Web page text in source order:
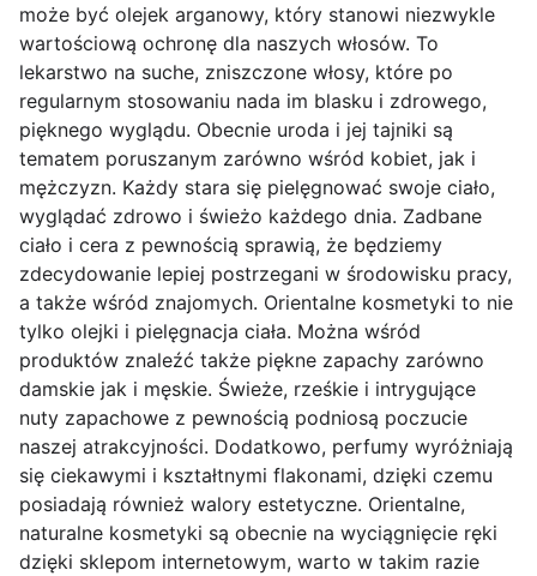
może być olejek arganowy, który stanowi niezwykle
wartościową ochronę dla naszych włosów. To
lekarstwo na suche, zniszczone włosy, które po
regularnym stosowaniu nada im blasku i zdrowego,
pięknego wyglądu. Obecnie uroda i jej tajniki są
tematem poruszanym zarówno wśród kobiet, jak i
mężczyzn. Każdy stara się pielęgnować swoje ciało,
wyglądać zdrowo i świeżo każdego dnia. Zadbane
ciało i cera z pewnością sprawią, że będziemy
zdecydowanie lepiej postrzegani w środowisku pracy,
a także wśród znajomych. Orientalne kosmetyki to nie
tylko olejki i pielęgnacja ciała. Można wśród
produktów znaleźć także piękne zapachy zarówno
damskie jak i męskie. Świeże, rześkie i intrygujące
nuty zapachowe z pewnością podniosą poczucie
naszej atrakcyjności. Dodatkowo, perfumy wyróżniają
się ciekawymi i kształtnymi flakonami, dzięki czemu
posiadają również walory estetyczne. Orientalne,
naturalne kosmetyki są obecnie na wyciągnięcie ręki
dzięki sklepom internetowym, warto w takim razie